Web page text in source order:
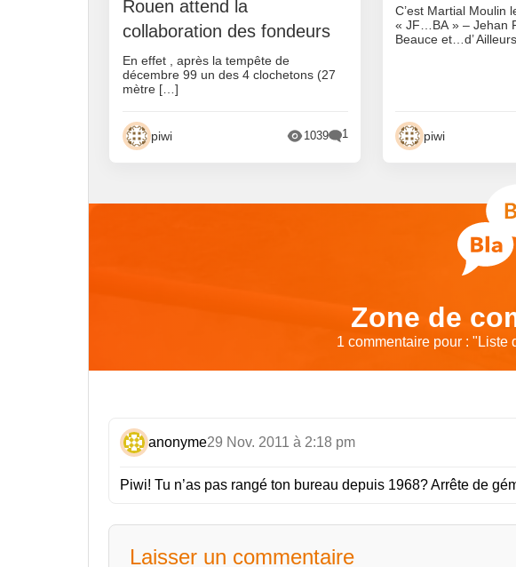
Rouen attend la
collaboration des fondeurs
En effet , après la tempête de
décembre 99 un des 4 clochetons (27
mètre […]
piwi 1039 1
C’est Martial Moulin
« JF…BA » – Jehan
Beauce et…d’
piwi
Zone de
1 commentaire pour : " Liste
anonyme29 Nov. 2011 à 2:18 pm
Piwi! Tu n’as pas rangé ton bureau depuis 1968? Arrête de
Laisser un commentaire